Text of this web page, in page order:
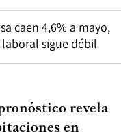
caen 4,6% a mayo,
sigue débil
revela
en